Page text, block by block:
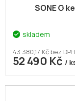
SONE G
skladem
43 380,17 Kč bez DPH
52 490 Kč /